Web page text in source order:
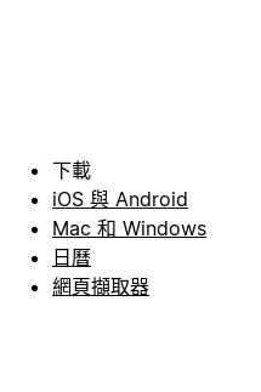
下載
iOS 與 Android
Mac 和 Windows
日曆
網頁擷取器